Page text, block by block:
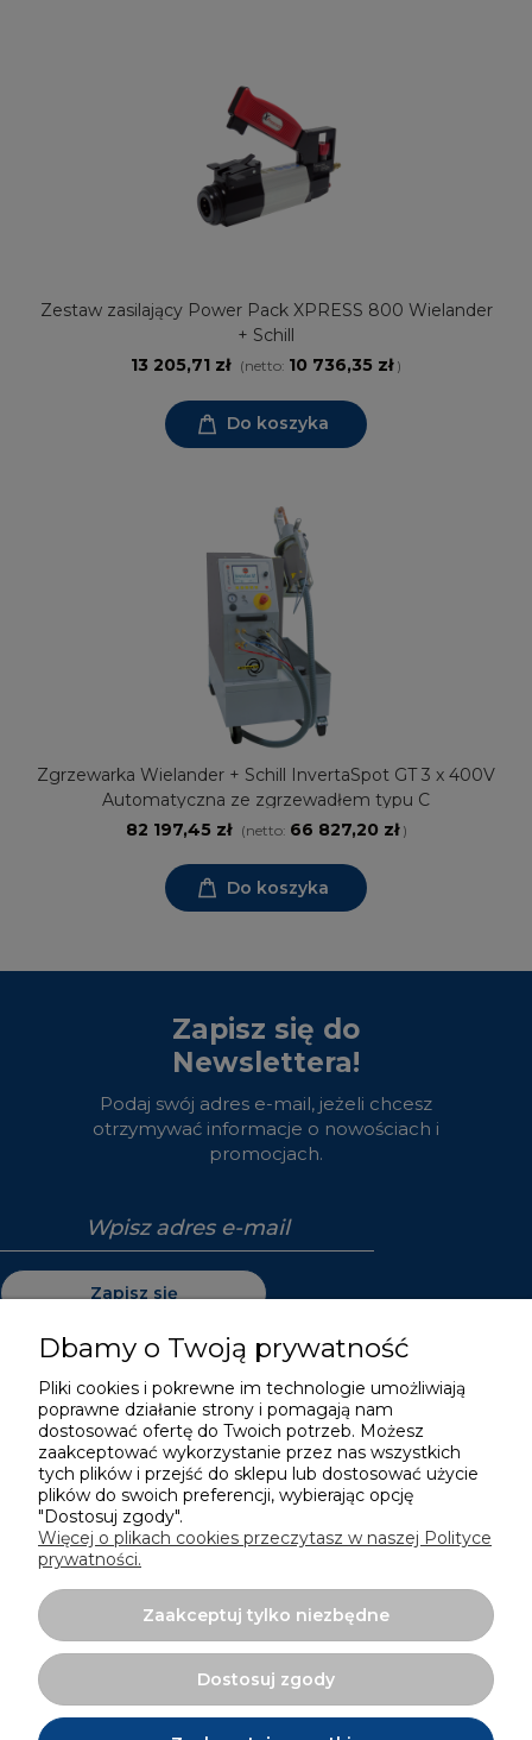
Zestaw zasilający Power Pack XPRESS 800 Wielander
+ Schill
13 205,71 zł (netto: 10 736,35 zł)
Do koszyka
Zgrzewarka Wielander + Schill InvertaSpot GT 3 x 400V
Automatyczna ze zgrzewadłem typu C
82 197,45 zł
(netto: 66 827,20 zł)
Do koszyka
Zapisz się do
Newslettera!
Podaj swój adres e-mail, jeżeli chcesz
otrzymywać informacje o nowościach i
promocjach.
Zapisz się
Pomoc
Moje konto
Płatności i dostawa
Informacje
O nas
Dbamy o Twoją prywatność
Pliki cookies i pokrewne im technologie umożliwiają
poprawne działanie strony i pomagają nam
dostosować ofertę do Twoich potrzeb. Możesz
zaakceptować wykorzystanie przez nas wszystkich
tych plików i przejść do sklepu lub dostosować użycie
plików do swoich preferencji, wybierając opcję
"Dostosuj zgody".
Więcej o plikach cookies przeczytasz w naszej Polityce
prywatności.
Zaakceptuj tylko niezbędne
Dostosuj zgody